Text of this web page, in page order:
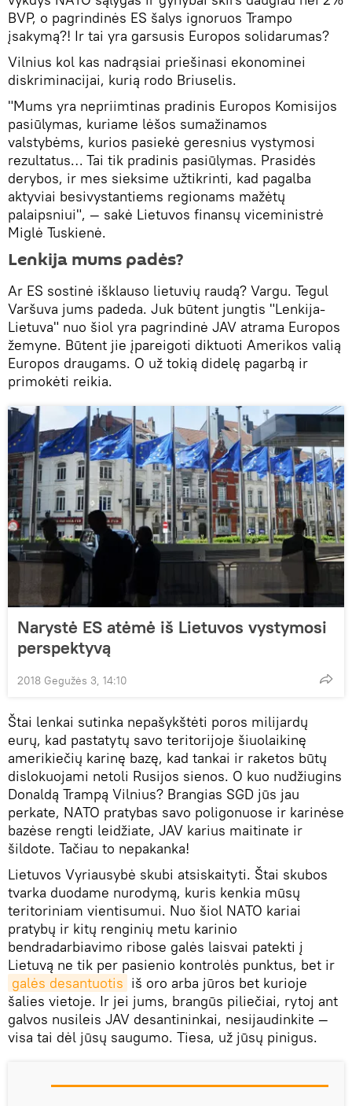
BVP, o pagrindinės ES šalys ignoruos Trampo
įsakymą?! Ir tai yra garsusis Europos solidarumas?
Vilnius kol kas nadrąsiai priešinasi ekonominei
diskriminacijai, kurią rodo Briuselis.
"Mums yra nepriimtinas pradinis Europos Komisijos
pasiūlymas, kuriame lėšos sumažinamos
valstybėms, kurios pasiekė geresnius vystymosi
rezultatus… Tai tik pradinis pasiūlymas. Prasidės
derybos, ir mes sieksime užtikrinti, kad pagalba
aktyviai besivystantiems regionams mažėtų
palaipsniui", — sakė Lietuvos finansų viceministrė
Miglė Tuskienė.
Lenkija mums padės?
Ar ES sostinė išklauso lietuvių raudą? Vargu. Tegul
Varšuva jums padeda. Juk būtent jungtis "Lenkija-
Lietuva" nuo šiol yra pagrindinė JAV atrama Europos
žemyne. Būtent jie įpareigoti diktuoti Amerikos valią
Europos draugams. O už tokią didelę pagarbą ir
primokėti reikia.
Narystė ES atėmė iš Lietuvos vystymosi
perspektyvą
2018 Gegužės 3, 14:10
Štai lenkai sutinka nepašykštėti poros milijardų
eurų, kad pastatytų savo teritorijoje šiuolaikinę
amerikiečių karinę bazę, kad tankai ir raketos būtų
dislokuojami netoli Rusijos sienos. O kuo nudžiugins
Donaldą Trampą Vilnius? Brangias SGD jūs jau
perkate, NATO pratybas savo poligonuose ir karinėse
bazėse rengti leidžiate, JAV karius maitinate ir
šildote. Tačiau to nepakanka!
Lietuvos Vyriausybė skubi atsiskaityti. Štai skubos
tvarka duodame nurodymą, kuris kenkia mūsų
teritoriniam vientisumui. Nuo šiol NATO kariai
pratybų ir kitų renginių metu karinio
bendradarbiavimo ribose galės laisvai patekti į
Lietuvą ne tik per pasienio kontrolės punktus, bet ir
galės desantuotis iš oro arba jūros bet kurioje
šalies vietoje. Ir jei jums, brangūs piliečiai, rytoj ant
galvos nusileis JAV desantininkai, nesijaudinkite —
visa tai dėl jūsų saugumo. Tiesa, už jūsų pinigus.